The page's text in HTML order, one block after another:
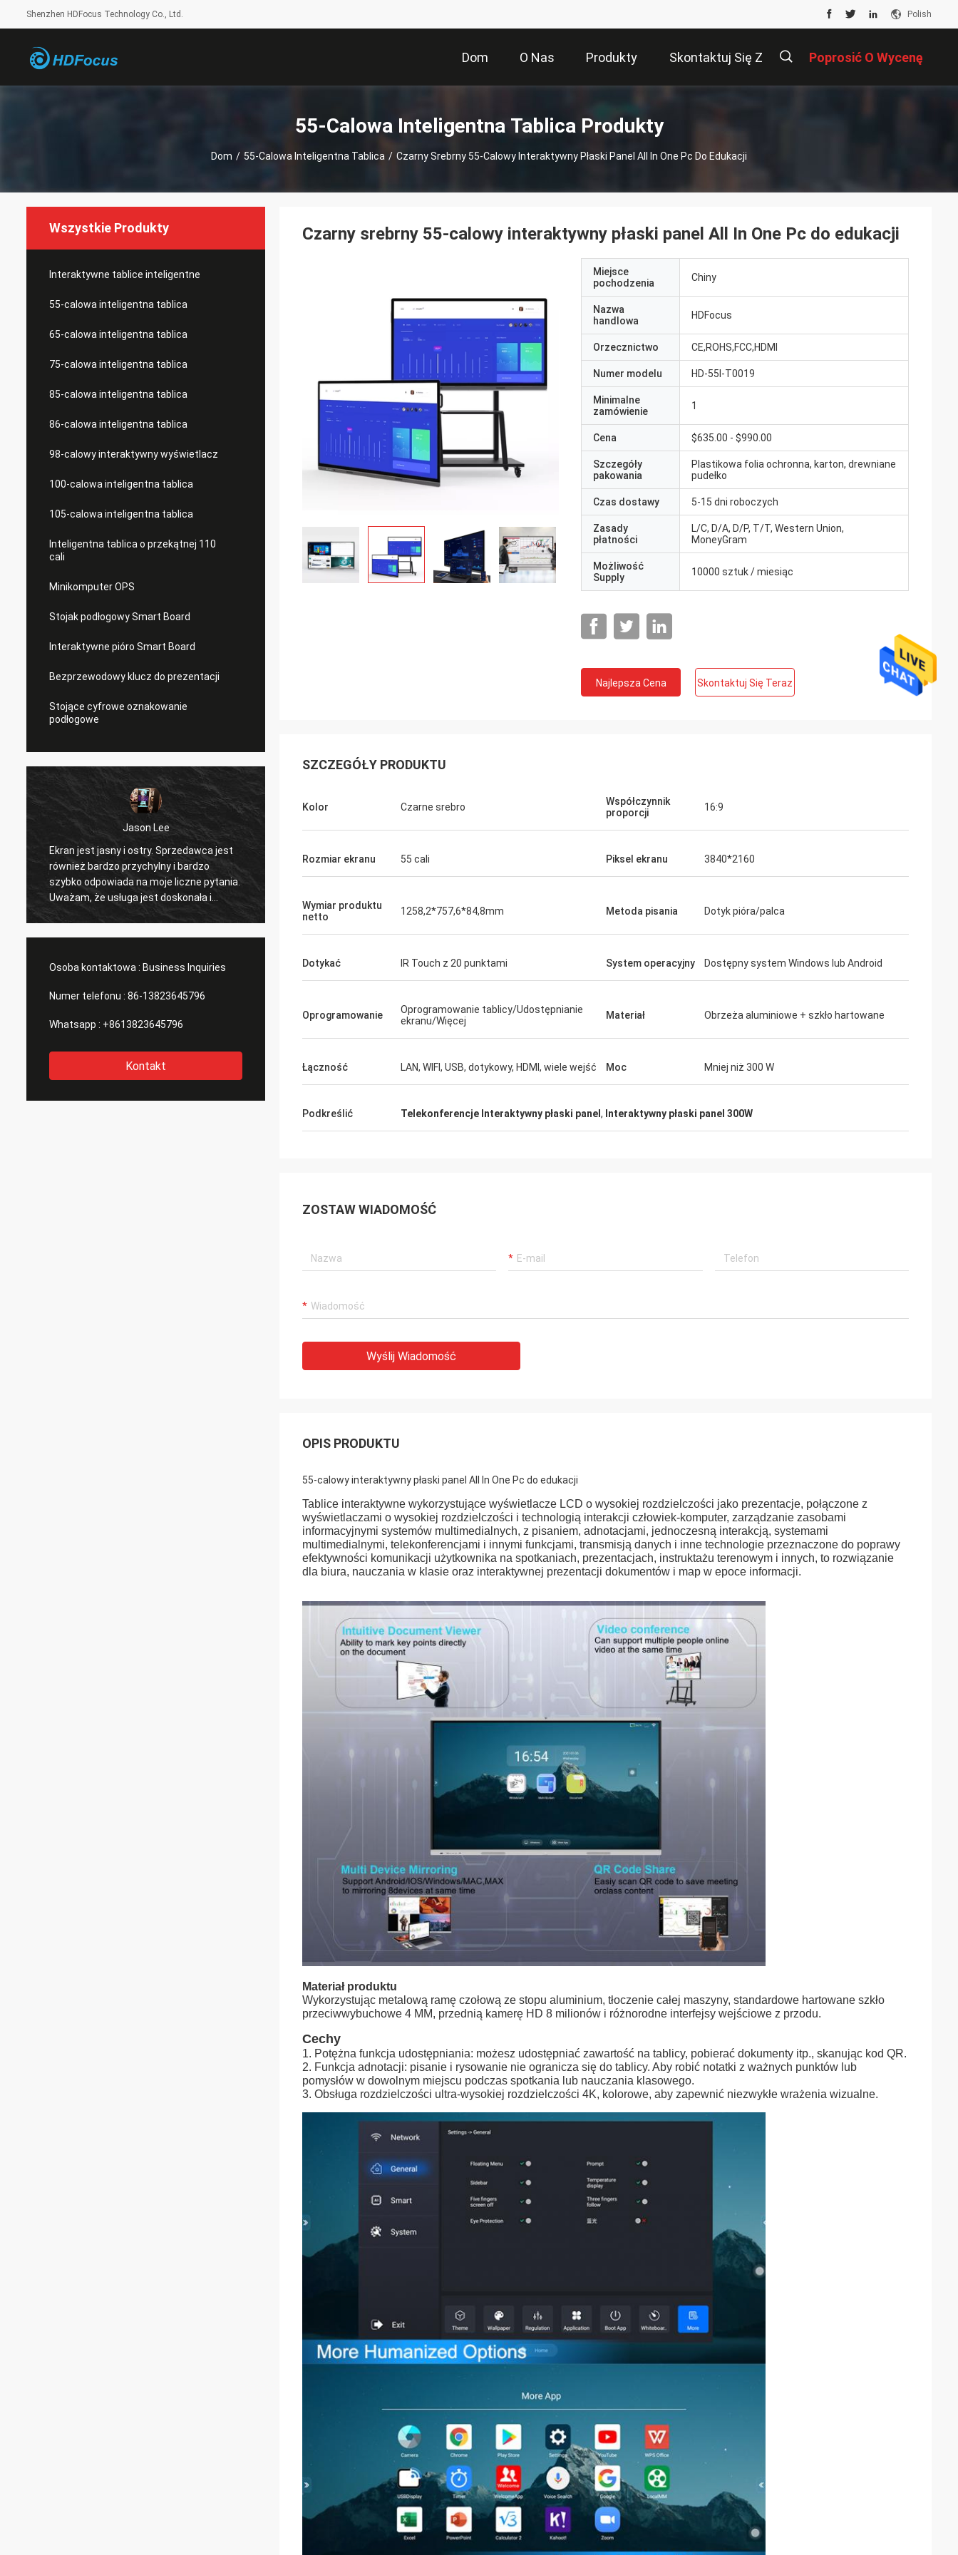
Shenzhen HDFocus Technology Co., Ltd. Polish
Dom O Nas Produkty Skontaktuj Się Z Poprosić O Wycenę
55-Calowa Inteligentna Tablica Produkty
Dom / 55-Calowa Inteligentna Tablica / Czarny Srebrny 55-Calowy Interaktywny Płaski Panel All In One Pc Do Edukacji
Wszystkie Produkty
Interaktywne tablice inteligentne
55-calowa inteligentna tablica
65-calowa inteligentna tablica
75-calowa inteligentna tablica
85-calowa inteligentna tablica
86-calowa inteligentna tablica
98-calowy interaktywny wyświetlacz
100-calowa inteligentna tablica
105-calowa inteligentna tablica
Inteligentna tablica o przekątnej 110
cali
Minikomputer OPS
Stojak podłogowy Smart Board
Interaktywne pióro Smart Board
Bezprzewodowy klucz do prezentacji
Stojące cyfrowe oznakowanie
podłogowe
pytania.
wael ha
świetna jakość... świetna obsługa...
świetne wsparcie... zadowolony z
produktu... czekam na przedmowę do
dalszej współpracy
Osoba kontaktowa : Business Inquiries
Numer telefonu : 86-13823645796
Whatsapp : +8613823645796
Kontakt
Czarny srebrny 55-calowy interaktywny płaski panel All In One Pc do edukacji
Miejsce
pochodzenia
Chiny
Nazwa
handlowa
HDFocus
Orzecznictwo CE,ROHS,FCC,HDMI
Numer modelu HD-55I-T0019
Minimalne
zamówienie
1
Cena $635.00 - $990.00
Szczegóły
pakowania
Plastikowa folia ochronna, karton, drewniane
pudełko
Czas dostawy 5-15 dni roboczych
Zasady
płatności
L/C, D/A, D/P, T/T, Western Union,
MoneyGram
Możliwość
Supply
10000 sztuk / miesiąc
Najlepsza Cena Skontaktuj Się Teraz
SZCZEGÓŁY PRODUKTU
Kolor Czarne srebro
Współczynnik
proporcji
16:9
Rozmiar ekranu 55 cali Piksel ekranu 3840*2160
Wymiar produktu
netto
1258,2*757,6*84,8mm Metoda pisania Dotyk pióra/palca
Dotykać IR Touch z 20 punktami System operacyjny Dostępny system Windows lub Android
Oprogramowanie
Oprogramowanie tablicy/Udostępnianie
ekranu/Więcej
Materiał Obrzeża aluminiowe + szkło hartowane
Łączność LAN, WIFI, USB, dotykowy, HDMI, wiele wejść Moc Mniej niż 300 W
Podkreślić Telekonferencje Interaktywny płaski panel , Interaktywny płaski panel 300W
ZOSTAW WIADOMOŚĆ
Wyślij Wiadomość
OPIS PRODUKTU
55-calowy interaktywny płaski panel All In One Pc do edukacji
Tablice interaktywne wykorzystujące wyświetlacze LCD o wysokiej rozdzielczości jako prezentacje, połączone z
wyświetlaczami o wysokiej rozdzielczości i technologią interakcji człowiek-komputer, zarządzanie zasobami
informacyjnymi systemów multimedialnych, z pisaniem, adnotacjami, jednoczesną interakcją, systemami
multimedialnymi, telekonferencjami i innymi funkcjami, transmisją danych i inne technologie przeznaczone do poprawy
efektywności komunikacji użytkownika na spotkaniach, prezentacjach, instruktażu terenowym i innych, to rozwiązanie
dla biura, nauczania w klasie oraz interaktywnej prezentacji dokumentów i map w epoce informacji.
Materiał produktu
Wykorzystując metalową ramę czołową ze stopu aluminium, tłoczenie całej maszyny, standardowe hartowane szkło
przeciwwybuchowe 4 MM, przednią kamerę HD 8 milionów i różnorodne interfejsy wejściowe z przodu.
Cechy
1. Potężna funkcja udostępniania: możesz udostępniać zawartość na tablicy, pobierać dokumenty itp., skanując kod QR.
2. Funkcja adnotacji: pisanie i rysowanie nie ogranicza się do tablicy. Aby robić notatki z ważnych punktów lub
pomysłów w dowolnym miejscu podczas spotkania lub nauczania klasowego.
3. Obsługa rozdzielczości ultra-wysokiej rozdzielczości 4K, kolorowe, aby zapewnić niezwykłe wrażenia wizualne.